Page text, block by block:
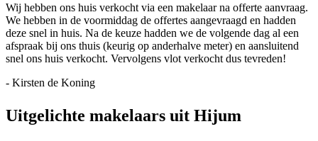
Wij hebben ons huis verkocht via een makelaar na offerte aanvraag.
We hebben in de voormiddag de offertes aangevraagd en hadden
deze snel in huis. Na de keuze hadden we de volgende dag al een
afspraak bij ons thuis (keurig op anderhalve meter) en aansluitend
snel ons huis verkocht. Vervolgens vlot verkocht dus tevreden!
- Kirsten de Koning
Uitgelichte makelaars uit Hijum